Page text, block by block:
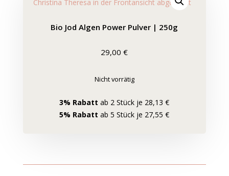
Bio Jod Algen Power Pulver | 250g
29,00€
Nicht vorrätig
3% Rabatt ab 2 Stück je 28,13 €
5% Rabatt ab 5 Stück je 27,55 €